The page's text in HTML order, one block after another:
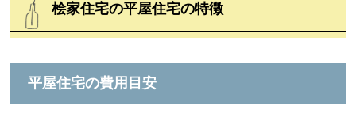
桧家住宅の平屋住宅の特徴
平屋住宅の費用目安